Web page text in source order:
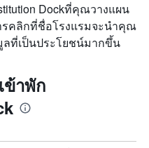
Dockที่คุณวางแผน
รคลิกที่ชื่อโรงแรมจะนำคุณ
ที่เป็นประโยชน์มากขึ้น
ข้าพัก